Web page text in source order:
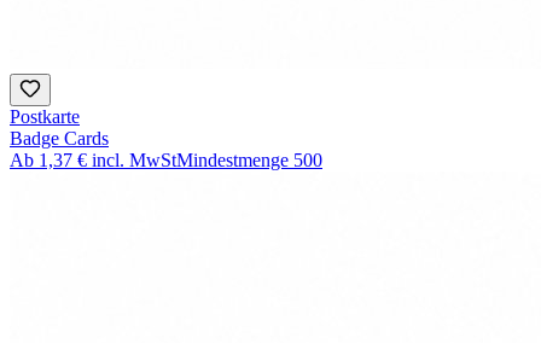
Postkarte
Badge Cards
Ab 1,37 € incl. MwStMindestmenge 500